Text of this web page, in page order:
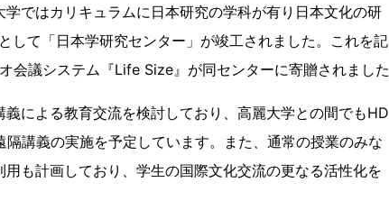
ではカリキュラムに日本研究の学科が有り日本文化の研
して「日本学研究センター」が竣工されました。これを記
会議システム『Life Size』が同センターに寄贈されました
による教育交流を検討しており、高麗大学との間でもHD
講義の実施を予定しています。また、通常の授業のみな
も計画しており、学生の国際文化交流の更なる活性化を